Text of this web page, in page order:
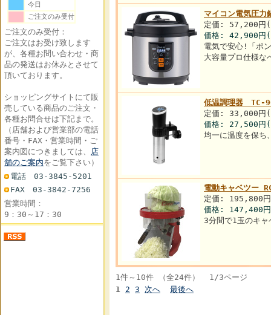
今日
ご注文のみ受付
ご注文のみ受付：
ご注文はお受け致します
が、各種お問い合わせ・商
品の発送はお休みとさせて
頂いております。
ショッピングサイトにて販
売している商品のご注文・
各種お問合せは下記まで。
（店舗および営業部の電話
番号・FAX・営業時間・ご
案内図につきましては、 店
舗のご案内をご覧下さい）
電話 03-3845-5201
FAX 03-3842-7256
営業時間：
9：30～17：30
マイコン電気圧
定価: 57,200円
価格: 42,900円
電気で安心!「ポ
大容量プロ仕様な
低温調理器 TC-
定価: 33,000円
価格: 27,500円
均一に温度を保ち
電動キャベツー
定価: 195,800
価格: 147,400円
3分間で1玉のキャ
1件～10件 （全24件） 1/3ページ
1 2 3 次へ 最後へ